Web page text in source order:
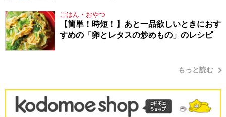
ごはん・おやつ
【簡単！時短！】あと一品欲しいときにおす
すめの「卵とレタスの炒めもの」のレシピ
もっと読む